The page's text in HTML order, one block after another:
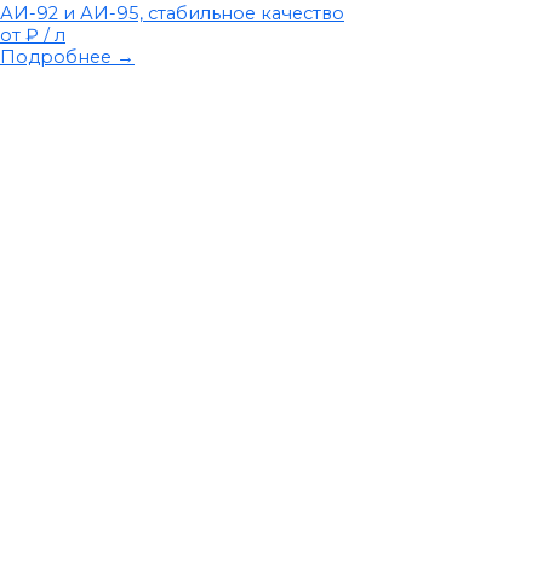
АИ-92 и АИ-95, стабильное качество
от ₽ / л
Подробнее →